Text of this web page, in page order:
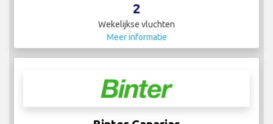
2
Wekelijkse vluchten
Meer informatie